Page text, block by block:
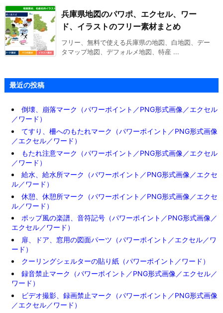
兵庫県地図のパワポ、エクセル、ワー
ド、イラストのフリー素材まとめ
フリー、無料で使える兵庫県の地図、白地図、デー
タマップ地図、デフォルメ地図、特産 ...
最近の投稿
倒壊、崩落マーク（パワーポイント／PNG形式画像／エクセル
／ワード）
てすり、柵へのもたれマーク（パワーポイント／PNG形式画像
／エクセル／ワード）
もたれ注意マーク（パワーポイント／PNG形式画像／エクセル
／ワード）
給水、給水所マーク（パワーポイント／PNG形式画像／エクセ
ル／ワード）
休憩、休憩所マーク（パワーポイント／PNG形式画像／エクセ
ル／ワード）
ポップ風の楽譜、音符記号（パワーポイント／PNG形式画像／
エクセル／ワード）
扉、ドア、窓用の図面パーツ（パワーポイント／エクセル／ワ
ード）
クーリングシェルターの貼り紙（パワーポイント／ワード）
録音禁止マーク（パワーポイント／PNG形式画像／エクセル／
ワード）
ビデオ撮影、録画禁止マーク（パワーポイント／PNG形式画像
／エクセル／ワード）